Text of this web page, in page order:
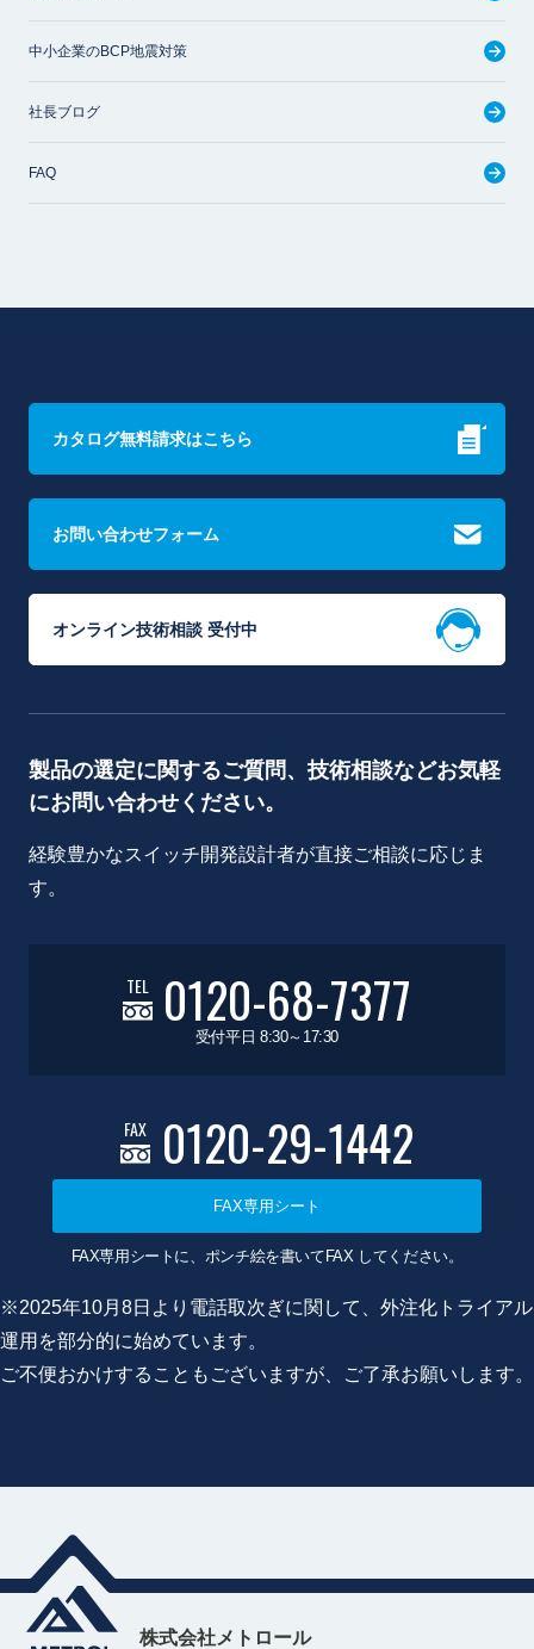
中小企業のBCP地震対策
社長ブログ
FAQ
カタログ無料請求はこちら
お問い合わせフォーム
オンライン技術相談 受付中
製品の選定に関するご質問、技術相談などお気軽
にお問い合わせください。
経験豊かなスイッチ開発設計者が直接ご相談に応じま
す。
TEL 0120-68-7377
受付平日 8:30～17:30
FAX 0120-29-1442
FAX専用シート
FAX専用シートに、ポンチ絵を書いてFAX してください。
※2025年10月8日より電話取次ぎに関して、外注化トライアル
運用を部分的に始めています。
ご不便おかけすることもございますが、ご了承お願いします。
株式会社メトロール